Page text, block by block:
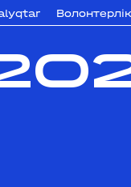
Волонтерлік